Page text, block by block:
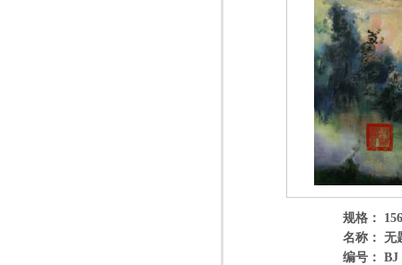
规格：
名称： 无
编号： BJ